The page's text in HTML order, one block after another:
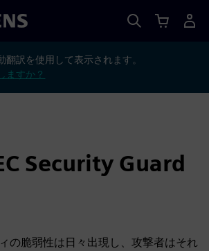
翻訳を使用して表示されます。
ますか？
Security Guard
の脆弱性は日々出現し、攻撃者はそれ